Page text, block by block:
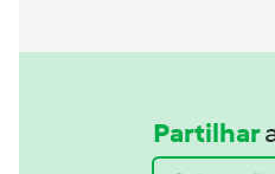
Partilhar